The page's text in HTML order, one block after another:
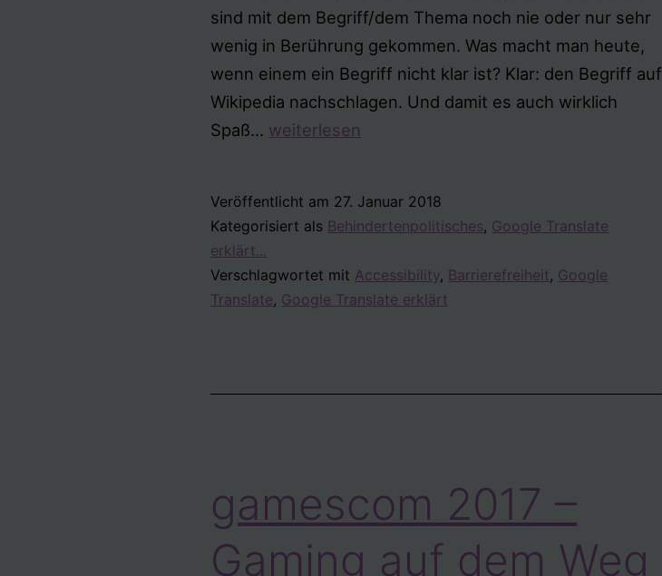
sind mit dem Begriff/dem Thema noch nie oder nur sehr
wenig in Berührung gekommen. Was macht man heute,
wenn einem ein Begriff nicht klar ist? Klar: den Begriff auf
Wikipedia nachschlagen. Und damit es auch wirklich
Spaß… Google
Accessibility
#ApproachYourStärke
weiterlesen
Veröffentlicht am 27. Januar 2018
Kategorisiert als Behindertenpolitisches, Google Translate
erklärt...
Verschlagwortet mit Accessibility, Barrierefreiheit, Google
Translate, Google Translate erklärt
gamescom 2017 –
Gaming auf dem Weg